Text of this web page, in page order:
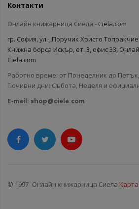
Контакти
Онлайн книжарница Сиела - Ciela.com
гр. София, ул. „Поручик Христо
Книжна борса Искър, ет. 3, офис 33,
Ciela.com
Работно време: от Понеделник до Петък,
Почивни дни: Събота, Неделя и
E-mail: shop@ciela.com
© 1997- Онлайн книжарница Сиела